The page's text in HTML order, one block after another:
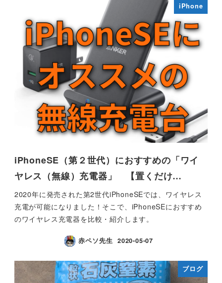
iPhone
iPhoneSE（第２世代）におすすめの「ワイ
ヤレス（無線）充電器」 【置くだけ…
2020年に発売された第2世代iPhoneSEでは、ワイヤレス
充電が可能になりました！そこで、iPhoneSEにおすすめ
のワイヤレス充電器を比較・紹介します。
赤ペソ先生 2020-05-07
ブログ